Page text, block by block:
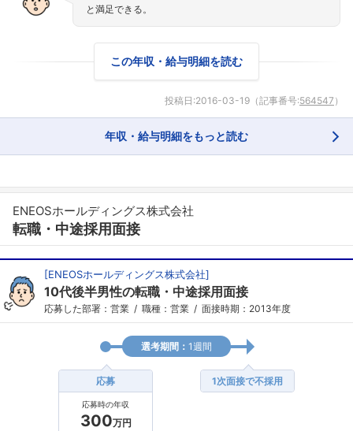
と満足できる。
この年収・給与明細を読む
投稿日:2016-03-19 （記事番号:564547 ）
年収・給与明細をもっと読む
ENEOSホールディングス株式会社
転職・中途採用面接
[ENEOSホールディングス株式会社]
10代後半男性の転職・中途採用面接
応募した部署：営業 職種：営業 面接時期：2013年度
選考期間： 1週間
応募
応募時の年収
300万円
1次面接で不採用